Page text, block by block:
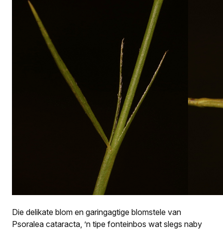
Die delikate blom en garingagtige blomstele van
Psoralea cataracta, ’n tipe fonteinbos wat slegs naby